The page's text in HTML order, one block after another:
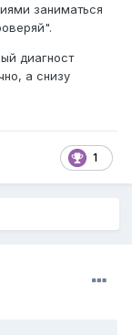
заниматься
диагност
а снизу
1